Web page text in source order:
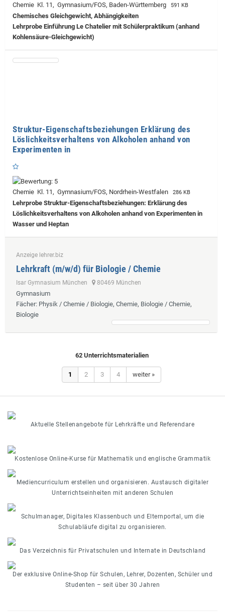
Chemie Kl. 11, Gymnasium/FOS, Baden-Württemberg 591 KB
Chemisches Gleichgewicht, Abhängigkeiten
Lehrprobe Einführung Le Chatelier mit Schülerpraktikum (anhand
Kohlensäure-Gleichgewicht)
Struktur-Eigenschaftsbeziehungen Erklärung des
Löslichkeitsverhaltens von Alkoholen anhand von
Experimenten in
Chemie Kl. 11, Gymnasium/FOS, Nordrhein-Westfalen 286 KB
Lehrprobe Struktur-Eigenschaftsbeziehungen: Erklärung des
Löslichkeitsverhaltens von Alkoholen anhand von Experimenten in
Wasser und Heptan
Anzeige lehrer.biz
Lehrkraft (m/w/d) für Biologie / Chemie
Isar Gymnasium München 80469 München
Gymnasium
Fächer: Physik / Chemie / Biologie, Chemie, Biologie / Chemie,
Biologie
62 Unterrichtsmaterialien
1 2 3 4 weiter »
Aktuelle Stellenangebote für Lehrkräfte und Referendare
Kostenlose Online-Kurse für Mathematik und englische Grammatik
Mediencurriculum erstellen und organisieren. Austausch digitaler
Unterrichtseinheiten mit anderen Schulen
Schulmanager, Digitales Klassenbuch und Elternportal, um die
Schulabläufe digital zu organisieren.
Das Verzeichnis für Privatschulen und Internate in Deutschland
Der exklusive Online-Shop für Schulen, Lehrer, Dozenten, Schüler und
Studenten – seit über 30 Jahren